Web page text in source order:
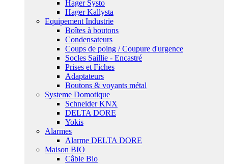
Hager Systo
Hager Kallysta
Equipement Industrie
Boîtes à boutons
Condensateurs
Coups de poing / Coupure d'urgence
Socles Saillie - Encastré
Prises et Fiches
Adaptateurs
Boutons & voyants métal
Systeme Domotique
Schneider KNX
DELTA DORE
Yokis
Alarmes
Alarme DELTA DORE
Maison BIO
Câble Bio